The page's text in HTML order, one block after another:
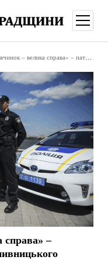
меню
– патрульні поліцейські з Кропивницького врятували жінку посеред дороги
справа» –